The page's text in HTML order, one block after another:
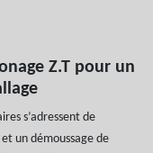
Z.T pour un
s’adressent de
un démoussage de